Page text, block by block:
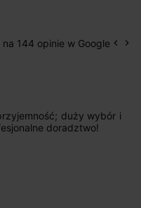
na 144 opinie w Google keyboard_arrow_left keyboard_arrow_right
wszystkim od
podejście